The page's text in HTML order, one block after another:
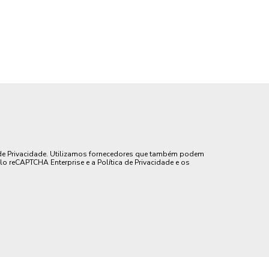
Privacidade. Utilizamos fornecedores que também podem
Enterprise e a Política de Privacidade e os